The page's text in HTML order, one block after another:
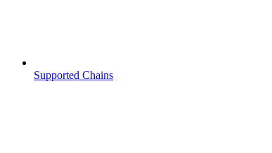
Supported Chains